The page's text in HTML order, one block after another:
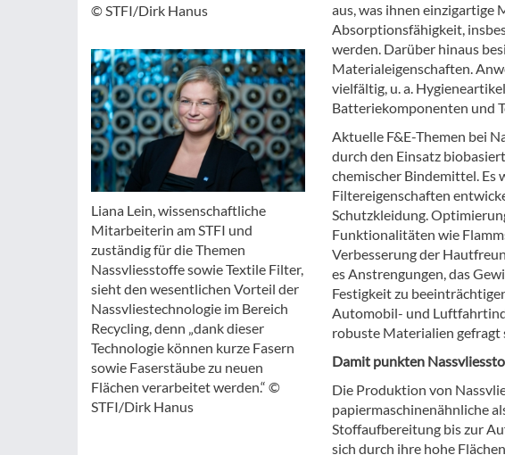
© STFI/Dirk Hanus
Liana Lein, wissenschaftliche
Mitarbeiterin am STFI und
zuständig für die Themen
Nassvliesstoffe sowie Textile Filter,
sieht den wesentlichen Vorteil der
Nassvliestechnologie im Bereich
Recycling, denn „dank dieser
Technologie können kurze Fasern
sowie Faserstäube zu neuen
Flächen verarbeitet werden.“ ©
STFI/Dirk Hanus
aus, was ihnen einzigartige
Absorptionsfähigkeit,
werden. Darüber hinaus
Materialeigenschaften.
vielfältig, u. a.
Batteriekomponenten und
Aktuelle F&E-Themen bei
durch den Einsatz
chemischer Bindemittel.
Filtereigenschaften
Schutzkleidung.
Funktionalitäten wie
Verbesserung der
es Anstrengungen, das
Festigkeit zu
Automobil- und
robuste Materialien gefragt
Damit punkten
Die Produktion von
papiermaschinenähnliche
Stoffaufbereitung bis zur
sich durch ihre hohe